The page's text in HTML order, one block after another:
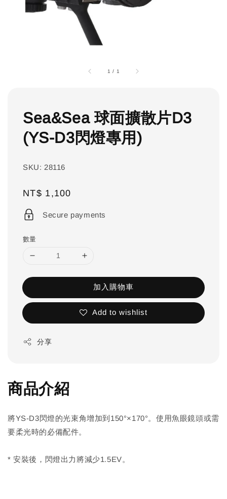
1 / 1
Sea&Sea 球面擴散片D3
(YS-D3閃燈專用)
SKU: 28116
Regular
price
NT$ 1,100
Secure payments
數量
加入購物車
Add to wishlist
分享
商品介紹
將YS-D3閃燈的光束角增加到150°×170°。使用魚眼鏡頭或需
要柔光時的必備配件。
* 安裝後，閃燈出力將減少1.5EV。